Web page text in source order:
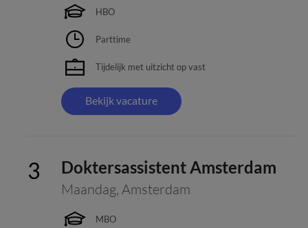
HBO
Parttime
Tijdelijk met uitzicht op vast
Bekijk vacature
Doktersassistent Amsterdam
Maandag, Amsterdam
MBO